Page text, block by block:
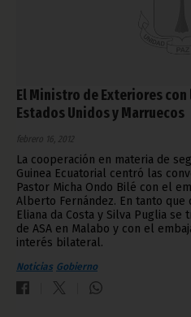
El Ministro de Exteriores
Estados Unidos y Marruecos
febrero 16, 2012
La cooperación en materia de
Guinea Ecuatorial centró las
Pastor Micha Ondo Bilé con el
Alberto Fernández. En tanto que
Eliana da Costa y Silva Puglia
de ASA en Malabo y con el
interés bilateral.
Noticias Gobierno